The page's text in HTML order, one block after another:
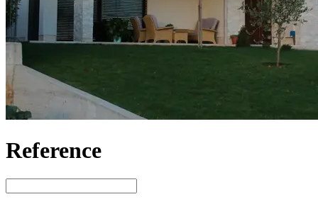
Reference